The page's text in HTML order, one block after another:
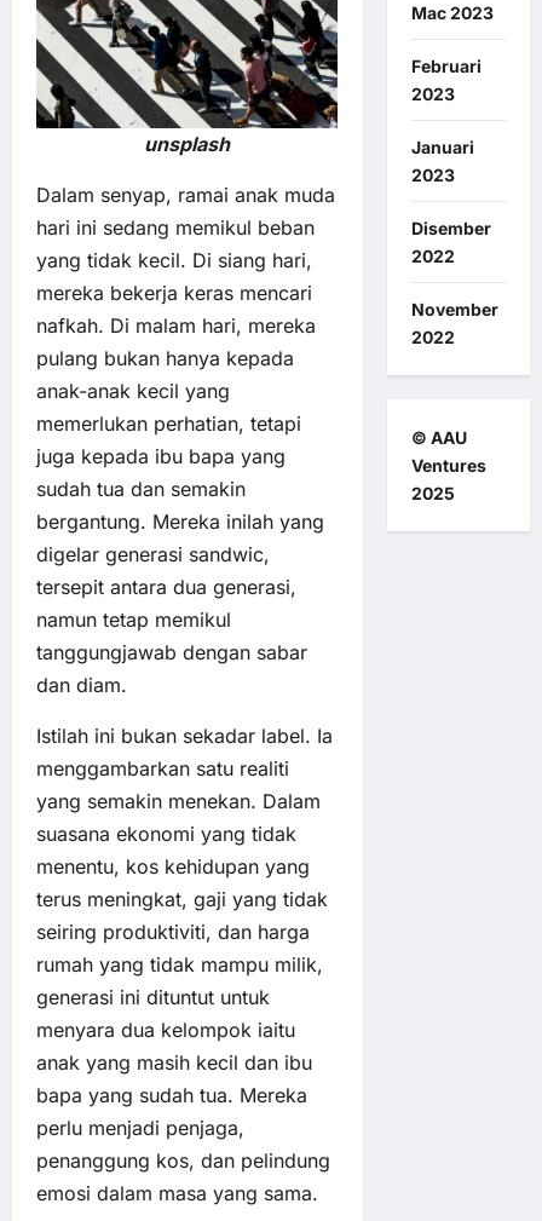
unsplash
Dalam senyap, ramai anak muda
hari ini sedang memikul beban
yang tidak kecil. Di siang hari,
mereka bekerja keras mencari
nafkah. Di malam hari, mereka
pulang bukan hanya kepada
anak-anak kecil yang
memerlukan perhatian, tetapi
juga kepada ibu bapa yang
sudah tua dan semakin
bergantung. Mereka inilah yang
digelar generasi sandwic,
tersepit antara dua generasi,
namun tetap memikul
tanggungjawab dengan sabar
dan diam.
Istilah ini bukan sekadar label. Ia
menggambarkan satu realiti
yang semakin menekan. Dalam
suasana ekonomi yang tidak
menentu, kos kehidupan yang
terus meningkat, gaji yang tidak
seiring produktiviti, dan harga
rumah yang tidak mampu milik,
generasi ini dituntut untuk
menyara dua kelompok iaitu
anak yang masih kecil dan ibu
bapa yang sudah tua. Mereka
perlu menjadi penjaga,
penanggung kos, dan pelindung
emosi dalam masa yang sama.
Mac 2023
Februari
2023
Januari
2023
Disember
2022
November
2022
© AAU
Ventures
2025